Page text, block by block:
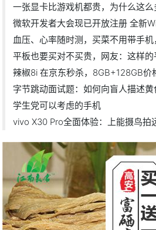
一张显卡比游戏机都贵，为什么这么
微软开发者大会现已开放注册 全新
血压、心率随时测，买菜不用带手
平板也要买对不买贵，网友：这样
辣椒8i 在京东秒杀，8GB+128GB价
字节跳动面试题：如何向盲人描述黄
学生党可以考虑的手机
vivo X30 Pro全面体验：上能摄鸟拍